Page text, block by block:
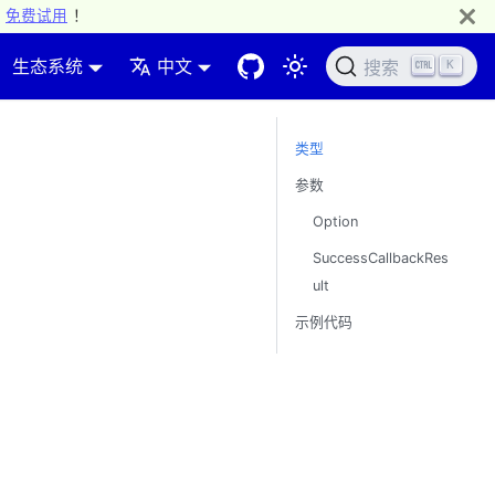
免费试用 ！
生态系统 中文 搜索 K
类型
参数
Option
SuccessCallbackRes
ult
示例代码